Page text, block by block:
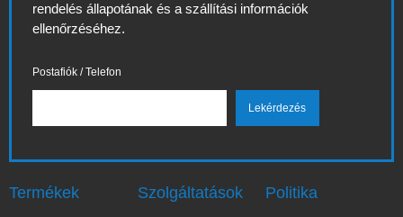
rendelés állapotának és a szállítási információk
ellenőrzéséhez.
Postafiók / Telefon
Termékek Szolgáltatások Politika